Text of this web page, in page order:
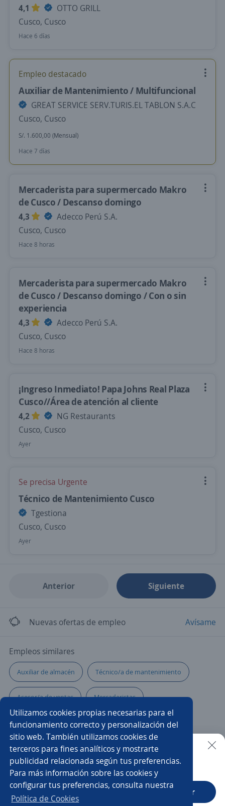
4,1
OTTO GRILL
Cusco, Cusco
Hace 6 días
Empleo destacado
Auxiliar de Mantenimiento / Multifuncional
GREAT SERVICE SERV.TURIS.EL TABLON S.A.C
Cusco, Cusco
S/. 1.600,00 (Mensual)
Hace 7 días
Mercaderista para supermercado Makro
de Cusco / Descanso domingo
4,3
Adecco Perú S.A.
Cusco, Cusco
Hace 8 horas
Mercaderista para supermercado Makro
de Cusco / Descanso domingo / Con o sin
experiencia
4,3
Adecco Perú S.A.
Cusco, Cusco
Hace 8 horas
¡Ingreso Inmediato! Papa Johns Real Plaza
Cusco//Área de atención al cliente
4,2
NG Restaurants
Cusco, Cusco
Ayer
Se precisa Urgente
Técnico de Mantenimiento Cusco
Tgestiona
Cusco, Cusco
Ayer
Anterior Siguiente
Nuevas ofertas de empleo Avísame
Empleos similares
Auxiliar de almacén Técnico/a de mantenimiento
Asesor/a de ventas Mercaderistas
Mercaderista de ruta Reponedor/a
Promotor/a mayoreo Vendedor/a
Atención al cliente Multifuncionales
Auxiliar de tienda
Buscar es más fácil en la app
CT App Abrir
Utilizamos cookies propias necesarias para el
funcionamiento correcto y personalización del
sitio web. También utilizamos cookies de
terceros para fines analíticos y mostrarte
publicidad relacionada según tus preferencias.
Para más información sobre las cookies y
configurar tus preferencias, consulta nuestra
Política de Cookies